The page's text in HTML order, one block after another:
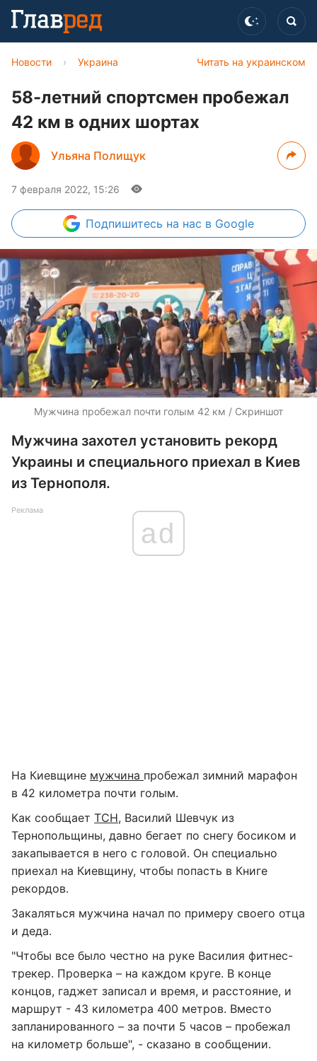
Читать на украинском
Новости › Украина
58-летний спортсмен пробежал
42 км в одних шортах
Ульяна Полищук
7 февраля 2022, 15:26
Подпишитесь на нас в Google
Мужчина пробежал почти голым 42 км / Скриншот
Мужчина захотел установить рекорд
Украины и специального приехал в Киев
из Тернополя.
Реклама
ad
На Киевщине мужчина пробежал зимний марафон
в 42 километра почти голым.
Как сообщает ТСН, Василий Шевчук из
Тернопольщины, давно бегает по снегу босиком и
закапывается в него с головой. Он специально
приехал на Киевщину, чтобы попасть в Книге
рекордов.
Закаляться мужчина начал по примеру своего отца
и деда.
"Чтобы все было честно на руке Василия фитнес-
трекер. Проверка – на каждом круге. В конце
концов, гаджет записал и время, и расстояние, и
маршрут - 43 километра 400 метров. Вместо
запланированного – за почти 5 часов – пробежал
на километр больше", - сказано в сообщении.